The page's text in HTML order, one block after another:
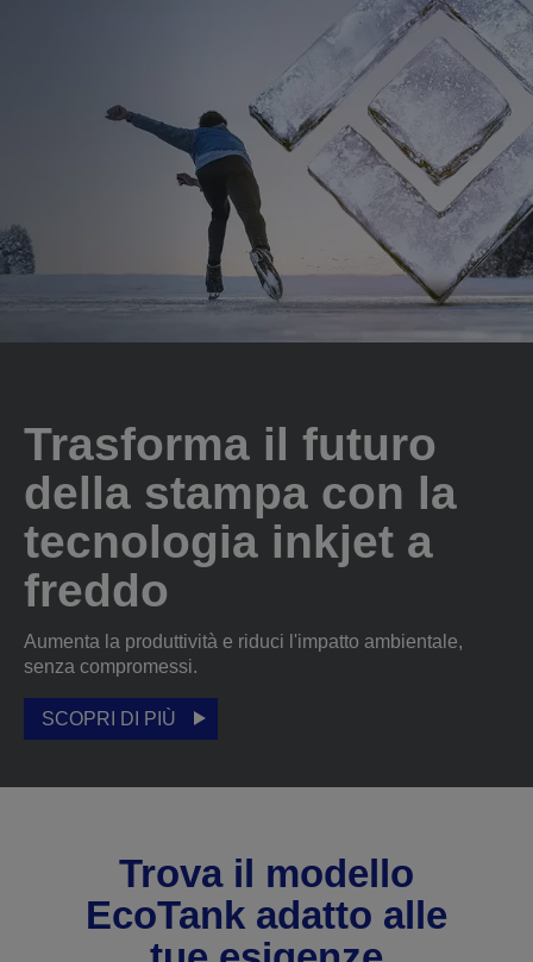
Trasforma il futuro
della stampa con la
tecnologia inkjet a
freddo
Aumenta la produttività e riduci l'impatto ambientale,
senza compromessi.
SCOPRI DI PIÙ
Trova il modello
EcoTank adatto alle